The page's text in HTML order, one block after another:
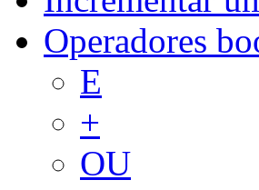
Operadores
E
+
OU